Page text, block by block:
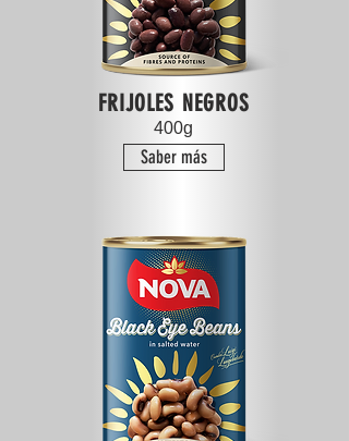
FRIJOLES NEGROS
400g
Saber más